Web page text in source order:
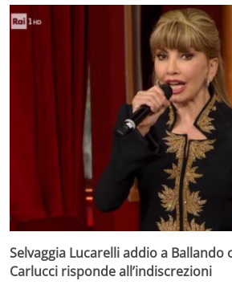
Selvaggia Lucarelli addio a Ballando
Carlucci risponde all’indiscrezioni